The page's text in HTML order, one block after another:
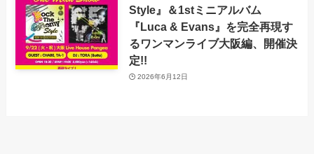
Style』＆1stミニアルバム
『Luca & Evans』を完全再現す
るワンマンライブ大阪編、開催決
定!!
2026年6月12日